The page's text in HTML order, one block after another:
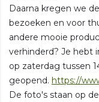
Daarna kregen we
bezoeken en voor
andere mooie
verhinderd? Je hebt
op zaterdag tussen
geopend. https://
De foto's staan op